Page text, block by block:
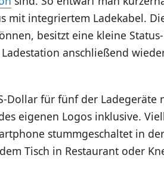
mit integriertem Ladekabel.
besitzt eine kleine
anschließend
Dollar für fünf der Ladegeräte
eigenen Logos inklusive.
stummgeschaltet in
Tisch in Restaurant oder